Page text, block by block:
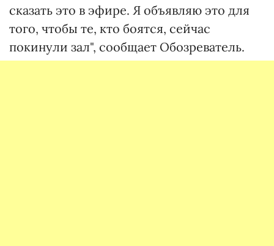
сказать это в эфире. Я объявляю это для
того, чтобы те, кто боятся, сейчас
покинули зал", сообщает Обозреватель.